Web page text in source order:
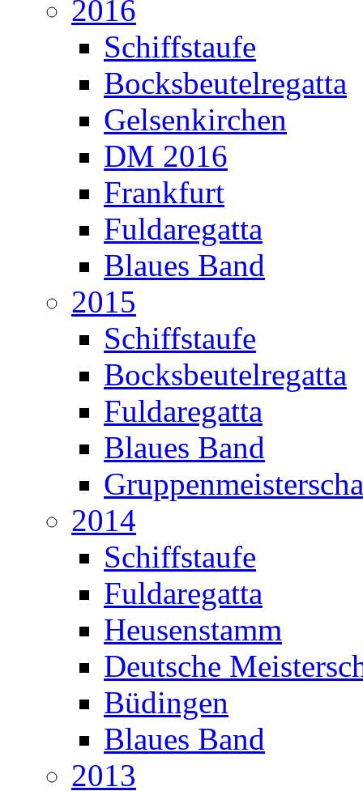
2016
Schiffstaufe
Bocksbeutelregatta
Gelsenkirchen
DM 2016
Frankfurt
Fuldaregatta
Blaues Band
2015
Schiffstaufe
Bocksbeutelregatta
Fuldaregatta
Blaues Band
2014
Schiffstaufe
Fuldaregatta
Heusenstamm
Deutsche
Büdingen
Blaues Band
2013